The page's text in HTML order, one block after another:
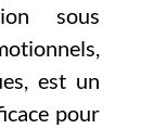
sous
est un
pour